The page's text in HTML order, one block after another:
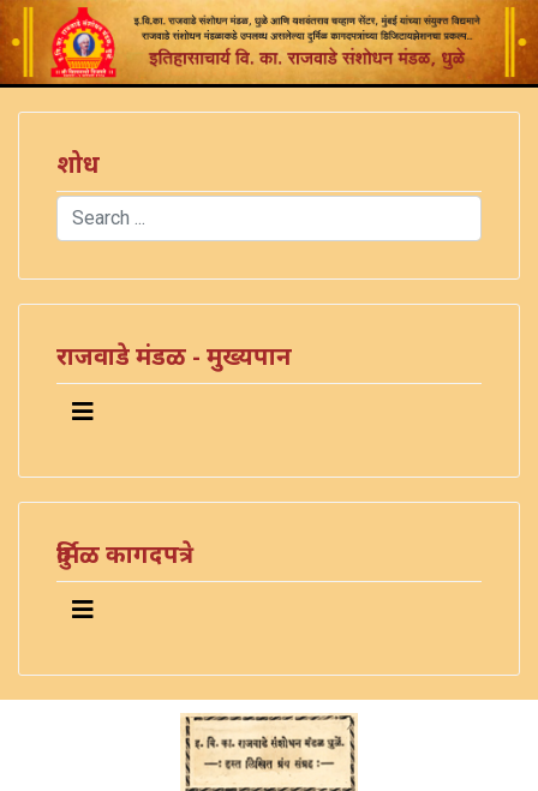
शोध
Search
राजवाडे मंडळ - मुख्यपान
दुर्मिळ कागदपत्रे